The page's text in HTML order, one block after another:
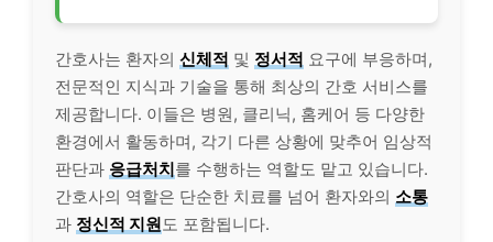
간호사는 환자의 신체적 및 정서적 요구에 부응하며,
전문적인 지식과 기술을 통해 최상의 간호 서비스를
제공합니다. 이들은 병원, 클리닉, 홈케어 등 다양한
환경에서 활동하며, 각기 다른 상황에 맞추어 임상적
판단과 응급처치를 수행하는 역할도 맡고 있습니다.
간호사의 역할은 단순한 치료를 넘어 환자와의 소통
과 정신적 지원도 포함됩니다.